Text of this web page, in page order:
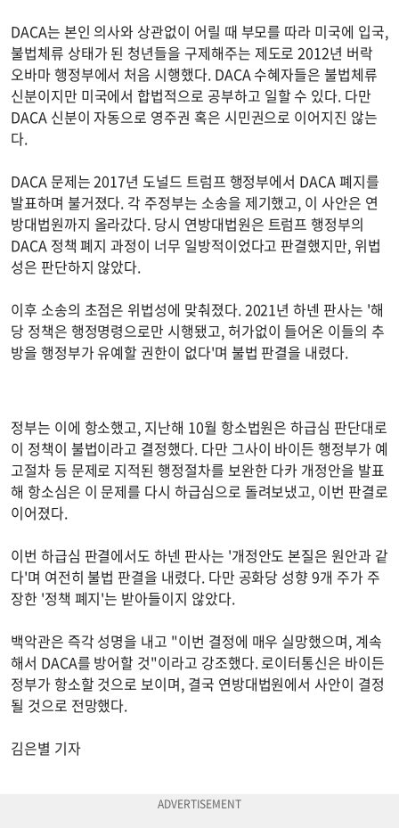
DACA는 본인 의사와 상관없이 어릴 때 부모를 따라 미국에 입국,
불법체류 상태가 된 청년들을 구제해주는 제도로 2012년 버락
오바마 행정부에서 처음 시행했다. DACA 수혜자들은 불법체류
신분이지만 미국에서 합법적으로 공부하고 일할 수 있다. 다만
DACA 신분이 자동으로 영주권 혹은 시민권으로 이어지진 않는
다.
DACA 문제는 2017년 도널드 트럼프 행정부에서 DACA 폐지를
발표하며 불거졌다. 각 주정부는 소송을 제기했고, 이 사안은 연
방대법원까지 올라갔다. 당시 연방대법원은 트럼프 행정부의
DACA 정책 폐지 과정이 너무 일방적이었다고 판결했지만, 위법
성은 판단하지 않았다.
이후 소송의 초점은 위법성에 맞춰졌다. 2021년 하넨 판사는 '해
당 정책은 행정명령으로만 시행됐고, 허가없이 들어온 이들의 추
방을 행정부가 유예할 권한이 없다'며 불법 판결을 내렸다.
정부는 이에 항소했고, 지난해 10월 항소법원은 하급심 판단대로
이 정책이 불법이라고 결정했다. 다만 그사이 바이든 행정부가 예
고절차 등 문제로 지적된 행정절차를 보완한 다카 개정안을 발표
해 항소심은 이 문제를 다시 하급심으로 돌려보냈고, 이번 판결로
이어졌다.
이번 하급심 판결에서도 하넨 판사는 '개정안도 본질은 원안과 같
다'며 여전히 불법 판결을 내렸다. 다만 공화당 성향 9개 주가 주
장한 '정책 폐지'는 받아들이지 않았다.
백악관은 즉각 성명을 내고 "이번 결정에 매우 실망했으며, 계속
해서 DACA를 방어할 것"이라고 강조했다. 로이터통신은 바이든
정부가 항소할 것으로 보이며, 결국 연방대법원에서 사안이 결정
될 것으로 전망했다.
김은별 기자